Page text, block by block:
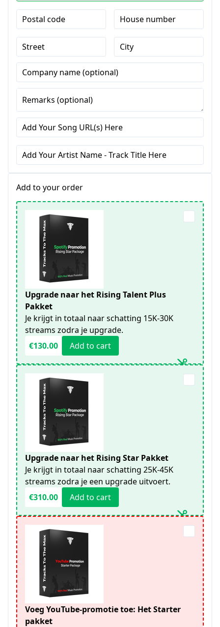
Postal code House number
Street City
Company name (optional)
Remarks (optional)
Add Your Song URL(s) Here
Add Your Artist Name - Track Title Here
Add to your order
Upgrade naar het Rising Talent Plus
Pakket
Je krijgt in totaal naar schatting 15K-30K
streams zodra je upgrade.
€130.00
Add to cart
Upgrade naar het Rising Star Pakket
Je krijgt in totaal naar schatting 25K-45K
streams zodra je een upgrade uitvoert.
€310.00
Add to cart
Voeg YouTube-promotie toe: Het Starter
pakket